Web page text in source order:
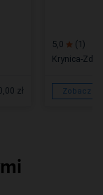
zł
5,0
(1)
Krynica-Zdrój
Zobacz